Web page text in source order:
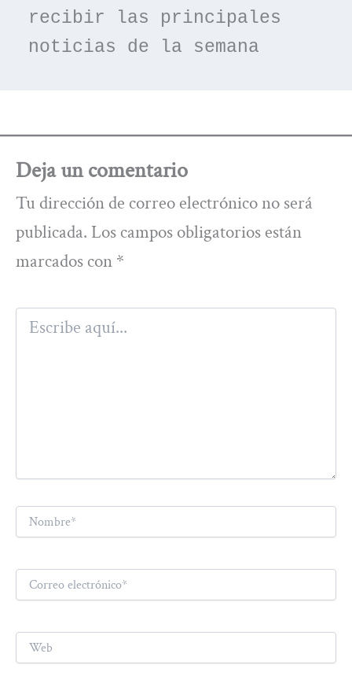
recibir las principales
noticias de la semana
Deja un comentario
Tu dirección de correo electrónico no será
publicada. Los campos obligatorios están
marcados con *
Escribe
aquí...
Correo
electrónico*
Web